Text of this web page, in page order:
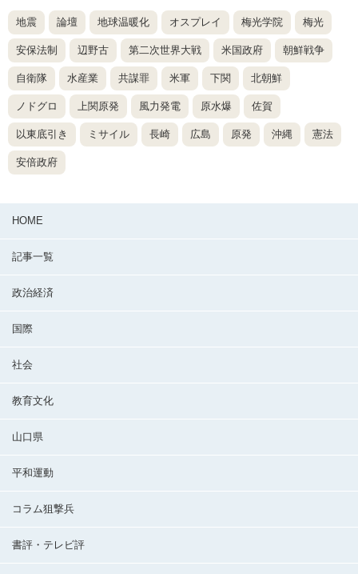
地震 論壇 地球温暖化 オスプレイ 梅光学院 梅光
安保法制 辺野古 第二次世界大戦 米国政府 朝鮮戦争
自衛隊 水産業 共謀罪 米軍 下関 北朝鮮
ノドグロ 上関原発 風力発電 原水爆 佐賀
以東底引き ミサイル 長崎 広島 原発 沖縄 憲法
安倍政府
HOME
記事一覧
政治経済
国際
社会
教育文化
山口県
平和運動
コラム狙撃兵
書評・テレビ評